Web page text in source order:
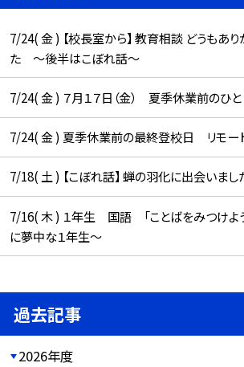
7/24( 金 ) 【校長室から】 教育相談 どうもあり
た ～後半はこぼれ話～
7/24( 金 ) ７月１７日（金） 夏季休業前のひと
7/24( 金 ) 夏季休業前の最終登校日 リモー
7/18( 土 ) 【こぼれ話】 蝉の羽化に出会いまし
7/16( 木 ) １年生 国語 「ことばをみつけよ
に夢中な１年生～
過去記事
2026年度